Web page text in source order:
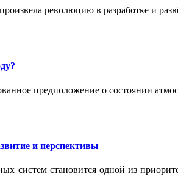
революцию в разработке и
предположение о состоянии
и перспективы
систем становится одной из